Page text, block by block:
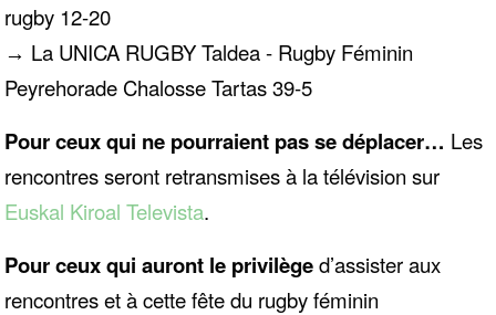
rugby 12-20
→ La UNICA RUGBY Taldea - Rugby Féminin
Peyrehorade Chalosse Tartas 39-5
Pour ceux qui ne pourraient pas se déplacer… Les
rencontres seront retransmises à la télévision sur
Euskal Kiroal Televista.
Pour ceux qui auront le privilèged’assister aux
rencontres et à cette fête du rugby féminin